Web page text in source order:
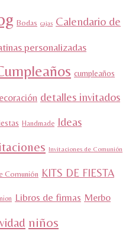
Bodas cajas Calendario de
personalizadas
cumpleaños
detalles invitados
Handmade Ideas
Invitaciones de Comunión
Comunión KITS DE FIESTA
Libros de firmas Merbo
niños